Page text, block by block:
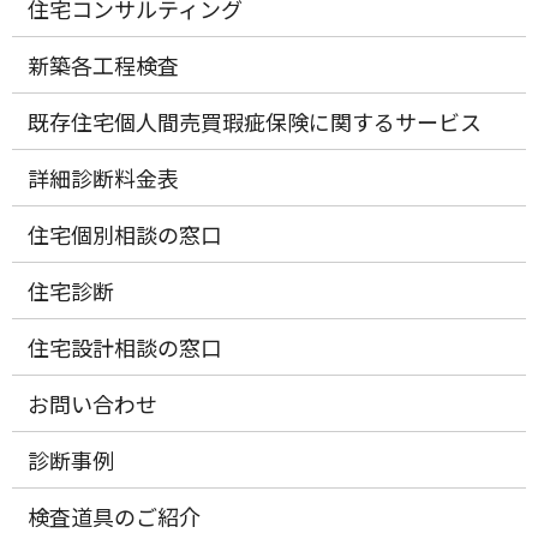
住宅コンサルティング
新築各工程検査
既存住宅個人間売買瑕疵保険に関するサービス
詳細診断料金表
住宅個別相談の窓口
住宅診断
住宅設計相談の窓口
お問い合わせ
診断事例
検査道具のご紹介